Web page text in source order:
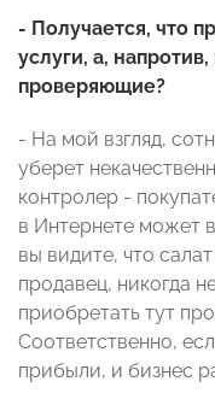
- Получается, что
услуги, а,
проверяющие?
- На мой взгляд,
уберет
контролер -
в Интернете может
вы видите, что
продавец, никогда
приобретать тут
Соответственно,
прибыли, и бизнес